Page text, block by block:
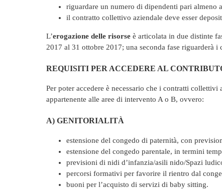
riguardare un numero di dipendenti pari almeno
il contratto collettivo aziendale deve esser
L’erogazione delle risorse è articolata in due distinte
2017 al 31 ottobre 2017; una seconda fase riguarderà
REQUISITI PER ACCEDERE AL
Per poter accedere è necessario che i contratti
appartenente alle aree di intervento A o B, ovvero:
A) GENITORIALITÀ
estensione del congedo di paternità, con
estensione del congedo parentale, in termini
previsioni di nidi d’infanzia/asili nido/Spazi
percorsi formativi per favorire il rientro dal
buoni per l’acquisto di servizi di baby sitting.